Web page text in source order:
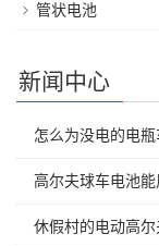
管状电池
新闻中心
怎么为没电的电
高尔夫球车电池
休假村的电动高